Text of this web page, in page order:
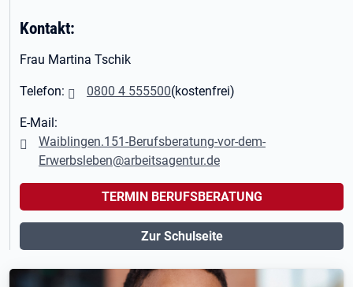
Kontakt:
Frau Martina Tschik
Telefon: 0800 4 555500(kostenfrei)
E-Mail:
Waiblingen.151-Berufsberatung-vor-dem-
Erwerbsleben@arbeitsagentur.de
TERMIN BERUFSBERATUNG
Zur Schulseite